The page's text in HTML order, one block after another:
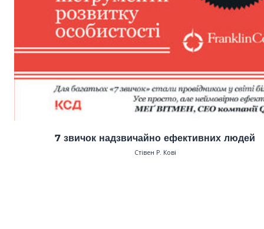
7 звичок надзвичайно ефективних людей
Стівен Р. Кові